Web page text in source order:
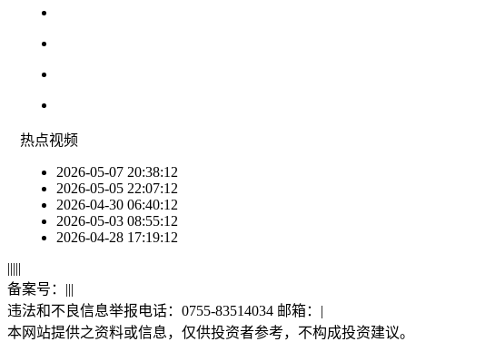
热点视频
2026-05-07 20:38:12
2026-05-05 22:07:12
2026-04-30 06:40:12
2026-05-03 08:55:12
2026-04-28 17:19:12
|||||
备案号： |||
违法和不良信息举报电话：0755-83514034 邮箱： |
本网站提供之资料或信息，仅供投资者参考，不构成投资建议。